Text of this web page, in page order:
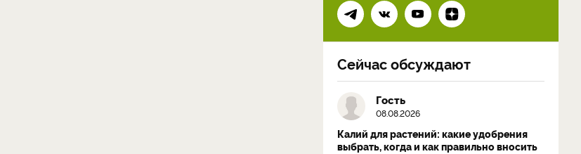
Сейчас обсуждают
Гость
08.08.2026
Калий для растений: какие удобрения
выбрать, когда и как правильно вносить